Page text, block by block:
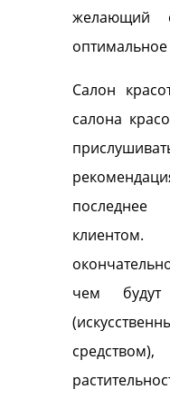
желающий
оптимальное
Салон
салона
чем